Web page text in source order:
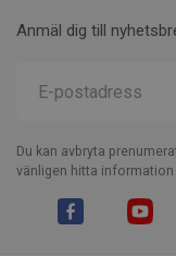
Anmäl dig till
Du kan avbryta
vänligen hitta